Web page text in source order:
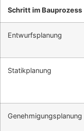
Schritt im Bauprozess
Entwurfsplanung
Statikplanung
Genehmigungsplanung